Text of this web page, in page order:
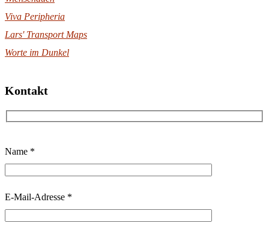
Viva Peripheria
Lars' Transport Maps
Worte im Dunkel
Kontakt
t
t
e
Name *
E-Mail-Adresse *